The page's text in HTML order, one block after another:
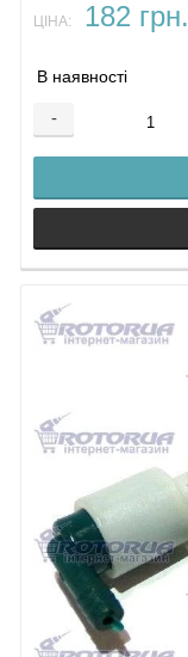
ЦІНА: 182 грн.
В наявності
-